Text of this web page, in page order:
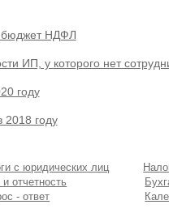
бюджет НДФЛ
ИП, у которого нет
году
2018 году
с юридических лиц
и отчетность
- ответ